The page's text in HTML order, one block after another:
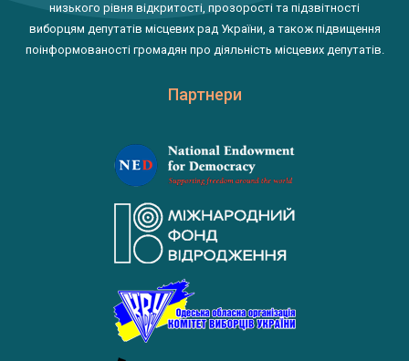
низького рівня відкритості, прозорості та підзвітності
виборцям депутатів місцевих рад України, а також підвищення
поінформованості громадян про діяльність місцевих депутатів.
Партнери